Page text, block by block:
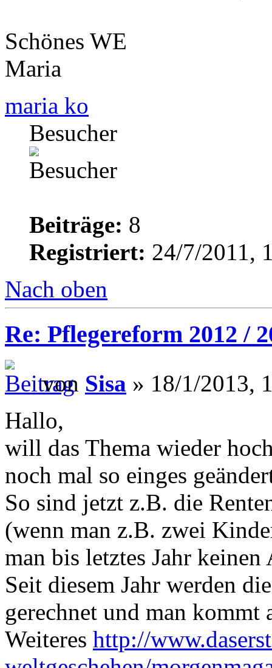
Schönes WE
Maria
maria ko
Besucher
Beiträge: 8
Registriert: 24/7/2011,
Nach oben
Re: Pflegereform 2012 /
von Sisa » 18/1/2013,
Hallo,
will das Thema wieder
noch mal so einges
So sind jetzt z.B. die
(wenn man z.B. zwei
man bis letztes Jahr
Seit diesem Jahr werden
gerechnet und man kommt
Weiteres http://